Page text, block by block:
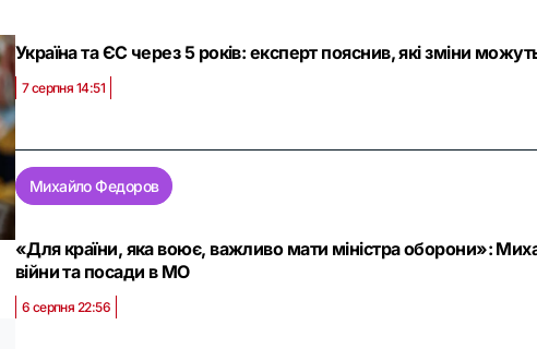
Україна та ЄС через 5 років: експерт пояснив, які зміни
7 серпня 14:51
Михайло Федоров
«Для країни, яка воює, важливо мати міністра оборони»:
війни та посади в МО
6 серпня 22:56